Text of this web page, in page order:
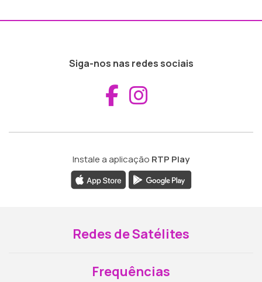
Siga-nos nas redes sociais
Aceder ao
Instale a aplicação RTP Play
Redes de Satélites
Frequências